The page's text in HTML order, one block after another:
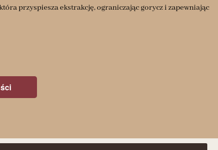
przyspiesza ekstrakcję, ograniczając gorycz i zapewniając